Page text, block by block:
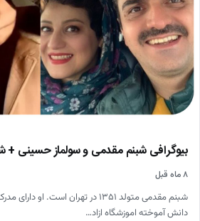
بیوگرافی شبنم مقدمی و سولماز حسینی +
۸ ماه قبل
شبنم مقدمی متولد ۱۳۵۱ در تهران است.
دانش آموخته اموزشگاه ازاد…